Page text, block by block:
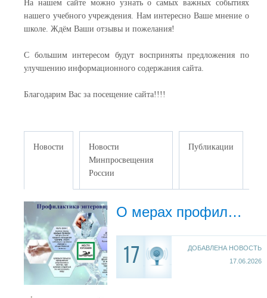
На нашем сайте можно узнать о самых важных событиях
нашего учебного учреждения. Нам интересно Ваше мнение о
школе. Ждём Ваши отзывы и пожелания!
С большим интересом будут восприняты предложения по
улучшению информационного содержания сайта.
Благодарим Вас за посещение сайта!!!!
Новости
Новости
Минпросвещения
России
Публикации
О мерах профилактики энтеровирусной инфекции (ЭВИ)
17
ДОБАВЛЕНА НОВОСТЬ
17.06.2026